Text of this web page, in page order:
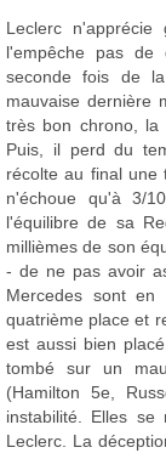
Leclerc
l'empêche pas de
seconde fois de
mauvaise dernière
très bon chrono, la
Puis, il perd du
récolte au final une
n'échoue qu'à 3/
l'équilibre de sa
millièmes de son
- de ne pas avoir
Mercedes sont en
quatrième place et
est aussi bien
tombé sur un
(Hamilton 5e,
instabilité. Elles
Leclerc. La